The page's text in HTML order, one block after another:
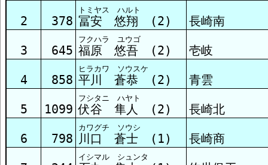
2 378
トミヤス ハルト
冨安 悠翔 (2) 長崎南
3 645
フクハラ ユウゴ
福原 悠吾 (2) 壱岐
4 858
ヒラカワ ソウスケ
平川 蒼恭 (2) 青雲
5 1099
フシタニ ハヤト
伏谷 隼人 (2) 長崎北
6 798
カワグチ ソウシ
川口 蒼士 (1) 長崎商
イシマル シュンタ